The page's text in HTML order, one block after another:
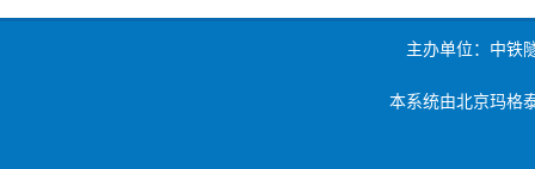
主办单位：中铁
本系统由北京玛格